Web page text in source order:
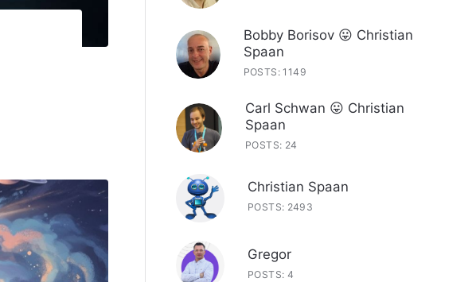
Bobby Borisov 😛 Christian
Spaan
POSTS: 1149
Carl Schwan 😛 Christian
Spaan
POSTS: 24
Christian Spaan
POSTS: 2493
Gregor
POSTS: 4